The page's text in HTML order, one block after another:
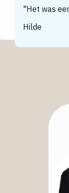
"Het was
Hilde